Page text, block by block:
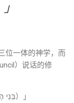
位一体的神学，而
）说话的修
1:6 「神的众子（בְּנֵי הָאֱלֹהִים）」